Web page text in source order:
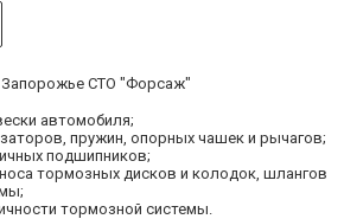
Запорожье СТО "Форсаж"
автомобиля;
пружин, опорных чашек и рычагов;
подшипников;
тормозных дисков и колодок, шлангов
тормозной системы.